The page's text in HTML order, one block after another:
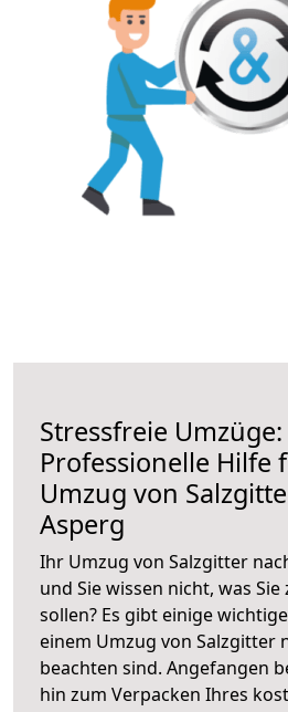
Stressfreie Umzüge:
Professionelle Hilfe
Umzug von
Asperg
Ihr Umzug von Salzgitter
und Sie wissen nicht, was
sollen? Es gibt einige
einem Umzug von Salzgitter
beachten sind. Angefangen
hin zum Verpacken Ihres